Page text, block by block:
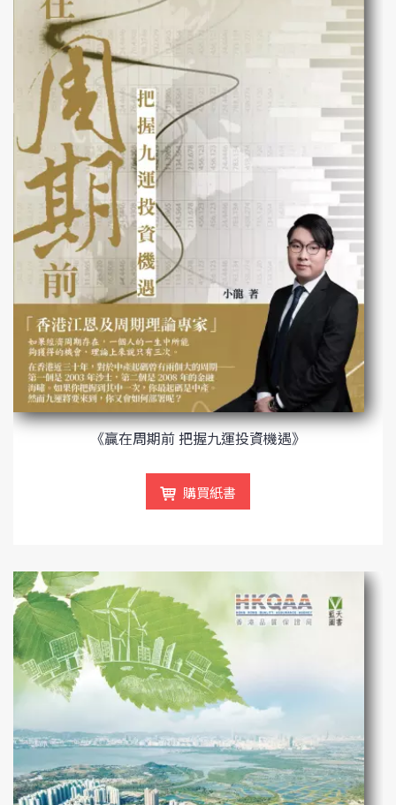
《贏在周期前 把握九運投資機遇》
購買紙書